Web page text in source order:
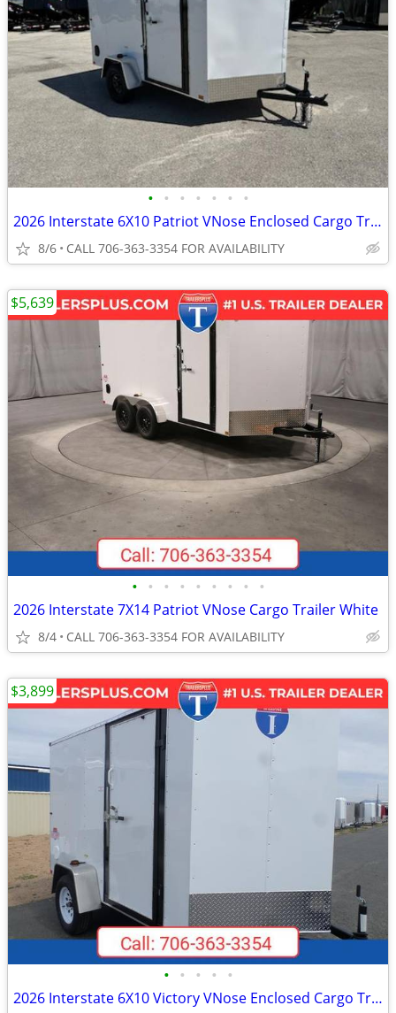
• • • • • • •
2026 Interstate 6X10 Patriot VNose Enclosed Cargo Trailer White
8/6 CALL 706-363-3354 FOR AVAILABILITY
• • • • • • • • •
2026 Interstate 7X14 Patriot VNose Cargo Trailer White
8/4 CALL 706-363-3354 FOR AVAILABILITY
$5,639
• • • • •
2026 Interstate 6X10 Victory VNose Enclosed Cargo Trailer White
$3,899